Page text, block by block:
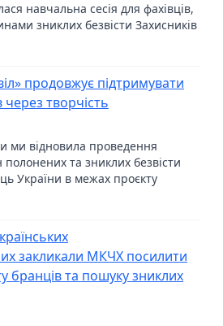
навчальна сесія для фахівців,
зниклих безвісти Захисників
продовжує підтримувати
творчість
ми відновила проведення
та зниклих безвісти
України в межах проєкту
закликали МКЧХ посилити
бранців та пошуку зниклих